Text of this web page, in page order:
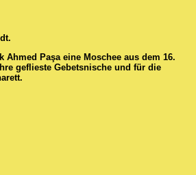
Ahmed Paşa eine Moschee aus dem 16.
geflieste Gebetsnische und für die